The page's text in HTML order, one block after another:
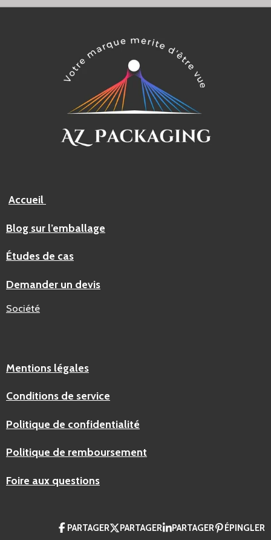
Accueil
Blog sur l’emballage
Études de cas
Demander un devis
Société
Mentions légales
Conditions de service
Politique de confidentialité
Politique de remboursement
Foire aux questions
PARTAGER PARTAGER PARTAGER ÉPINGLER